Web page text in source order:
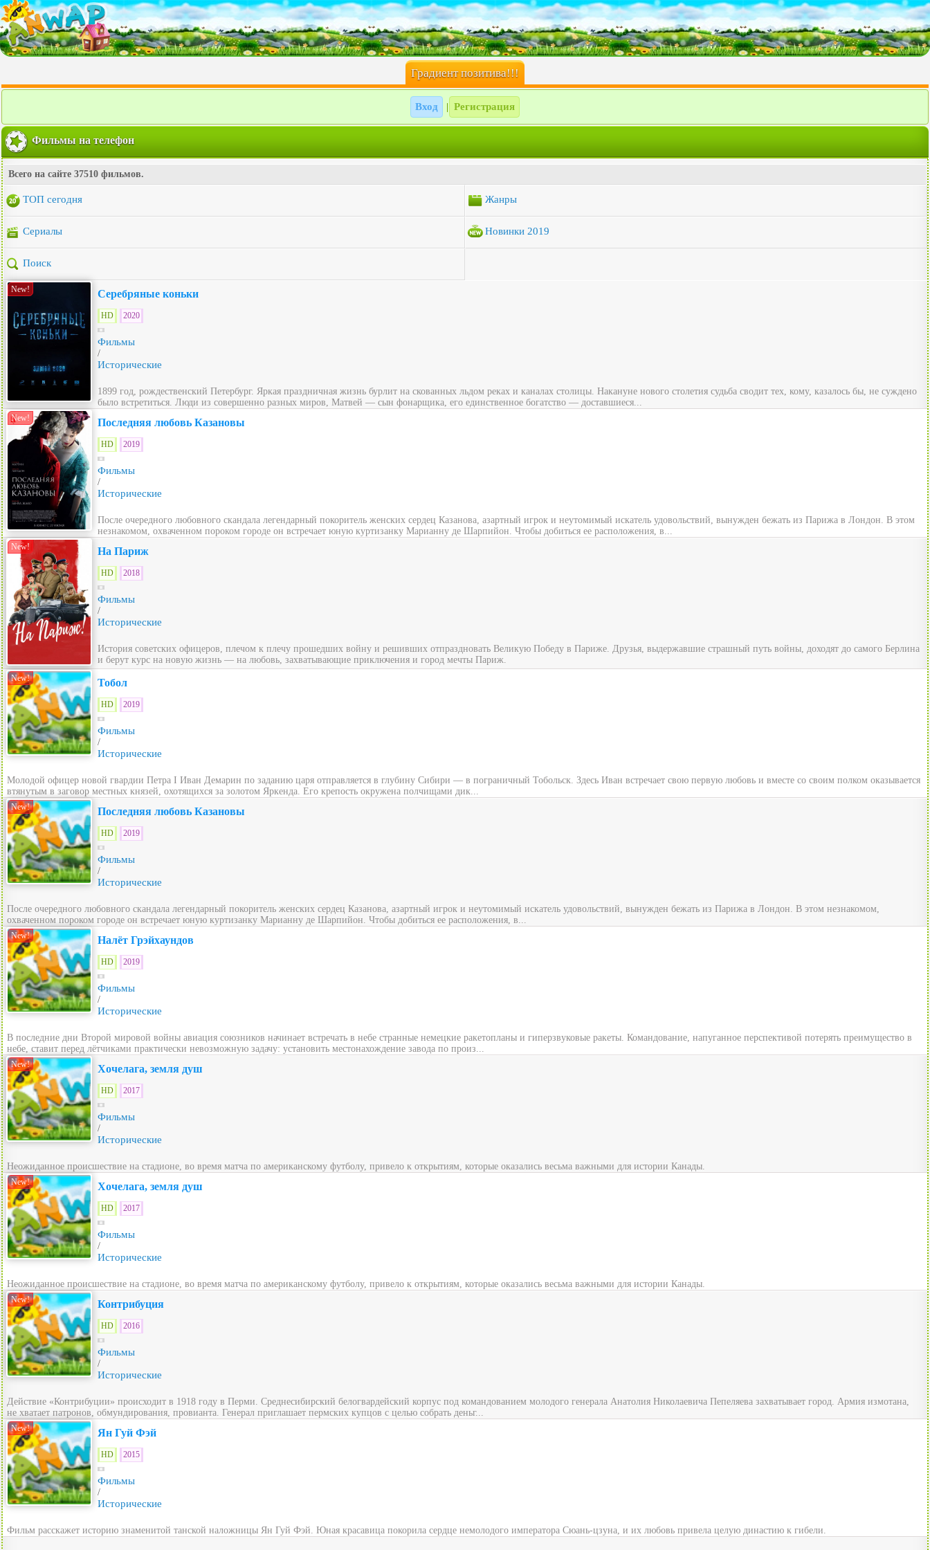
Градиент позитива!!!
Вход Регистрация
Фильмы на телефон
Всего на сайте 37510 фильмов.
ТОП сегодня Жанры
Сериалы Новинки 2019
Поиск
New! Серебряные коньки
HD 2020
Фильмы
/
Исторические
1899 год, рождественский Петербург. Яркая праздничная жизнь бурлит на скованных льдом реках и каналах столицы. Накануне нового столетия судьба сводит тех, кому, казалось бы, не суждено
было встретиться. Люди из совершенно разных миров, Матвей — сын фонарщика, его единственное богатство — доставшиеся...
New! Последняя любовь Казановы
HD 2019
Фильмы
/
Исторические
После очередного любовного скандала легендарный покоритель женских сердец Казанова, азартный игрок и неутомимый искатель удовольствий, вынужден бежать из Парижа в Лондон. В этом
незнакомом, охваченном пороком городе он встречает юную куртизанку Марианну де Шарпийон. Чтобы добиться ее расположения, в...
New! На Париж
HD 2018
Фильмы
/
Исторические
История советских офицеров, плечом к плечу прошедших войну и решивших отпраздновать Великую Победу в Париже. Друзья, выдержавшие страшный путь войны, доходят до самого Берлина
и берут курс на новую жизнь — на любовь, захватывающие приключения и город мечты Париж.
New! Тобол
HD 2019
Фильмы
/
Исторические
Молодой офицер новой гвардии Петра I Иван Демарин по заданию царя отправляется в глубину Сибири — в пограничный Тобольск. Здесь Иван встречает свою первую любовь и вместе со своим полком оказывается
втянутым в заговор местных князей, охотящихся за золотом Яркенда. Его крепость окружена полчищами дик...
New! Последняя любовь Казановы
HD 2019
Фильмы
/
Исторические
После очередного любовного скандала легендарный покоритель женских сердец Казанова, азартный игрок и неутомимый искатель удовольствий, вынужден бежать из Парижа в Лондон. В этом незнакомом,
охваченном пороком городе он встречает юную куртизанку Марианну де Шарпийон. Чтобы добиться ее расположения, в...
New! Налёт Грэйхаундов
HD 2019
Фильмы
/
Исторические
В последние дни Второй мировой войны авиация союзников начинает встречать в небе странные немецкие ракетопланы и гиперзвуковые ракеты. Командование, напуганное перспективой потерять преимущество в
небе, ставит перед лётчиками практически невозможную задачу: установить местонахождение завода по произ...
New! Хочелага, земля душ
HD 2017
Фильмы
/
Исторические
Неожиданное происшествие на стадионе, во время матча по американскому футболу, привело к открытиям, которые оказались весьма важными для истории Канады.
New! Хочелага, земля душ
HD 2017
Фильмы
/
Исторические
Неожиданное происшествие на стадионе, во время матча по американскому футболу, привело к открытиям, которые оказались весьма важными для истории Канады.
New! Контрибуция
HD 2016
Фильмы
/
Исторические
Действие «Контрибуции» происходит в 1918 году в Перми. Среднесибирский белогвардейский корпус под командованием молодого генерала Анатолия Николаевича Пепеляева захватывает город. Армия измотана,
не хватает патронов, обмундирования, провианта. Генерал приглашает пермских купцов с целью собрать деньг...
New! Ян Гуй Фэй
HD 2015
Фильмы
/
Исторические
Фильм расскажет историю знаменитой танской наложницы Ян Гуй Фэй. Юная красавица покорила сердце немолодого императора Сюань-цзуна, и их любовь привела целую династию к гибели.